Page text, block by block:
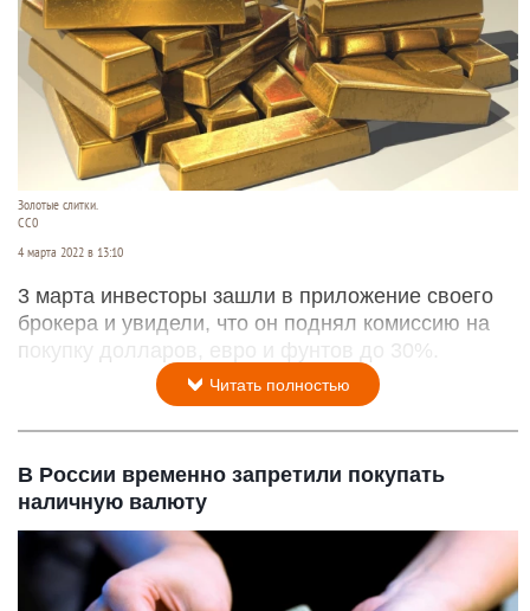
Золотые слитки.
СС0
4 марта 2022 в 13:10
3 марта инвесторы зашли в приложение своего
брокера и увидели, что он поднял комиссию на
покупку долларов, евро и фунтов до 30%.
Читать полностью
В России временно запретили покупать
наличную валюту